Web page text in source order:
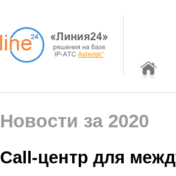
Новости за 2020
Call-центр для